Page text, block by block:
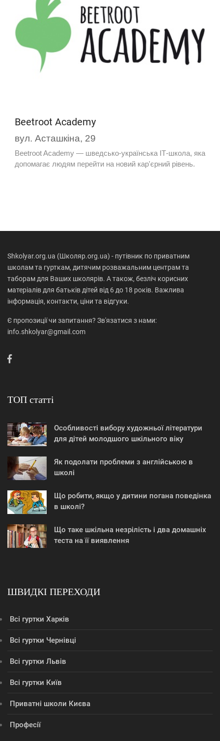
Beetroot Academy
вул. Асташкіна, 29
Beetroot Academy — шведсько-українська ІТ-школа, яка
допомагає людям перейти на новий кар'єрний рівень.
Shkolyar.org.ua (Школяр.org.ua) - путівник по приватним
школам та гурткам, дитячим розважальним центрам та
таборам для Ваших школярів. А також, безліч корисних
матеріалів для батьків дітей від 6 до 18 років. Важлива
інформація, контакти, ціни та відгуки.
Є пропозиції чи запитання? Зв'язатися з нами:
info.shkolyar@gmail.com
ТОП статті
Особливості вибору художньої літератури
для дітей молодшого шкільного віку
Як подолати проблеми з англійською в
школі
Що робити, якщо у дитини погана поведінка
в школі?
Що таке шкільна незрілість і два домашніх
теста на її виявлення
ШВИДКІ ПЕРЕХОДИ
Всі гуртки Харків
Всі гуртки Чернівці
Всі гуртки Львів
Всі гуртки Київ
Приватні школи Києва
Професії